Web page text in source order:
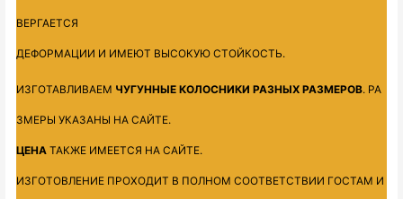
ВЕРГАЕТСЯ
ДЕФОРМАЦИИ И ИМЕЮТ ВЫСОКУЮ СТОЙКОСТЬ.
ИЗГОТАВЛИВАЕМ ЧУГУННЫЕ КОЛОСНИКИ РАЗНЫХ РАЗМЕРОВ. РА
ЗМЕРЫ УКАЗАНЫ НА САЙТЕ.
ЦЕНА ТАКЖЕ ИМЕЕТСЯ НА САЙТЕ.
ИЗГОТОВЛЕНИЕ ПРОХОДИТ В ПОЛНОМ СООТВЕТСТВИИ ГОСТАМ И